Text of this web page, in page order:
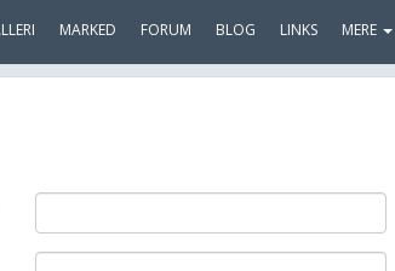
MARKED FORUM BLOG LINKS MERE